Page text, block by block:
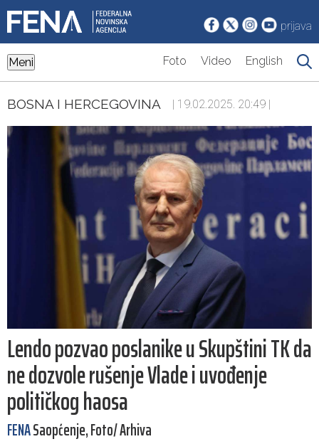
prijava
Meni Foto Video English
BOSNA I HERCEGOVINA | 19.02.2025. 20:49 |
Lendo pozvao poslanike u Skupštini TK da
ne dozvole rušenje Vlade i uvođenje
političkog haosa
FENASaopćenje, Foto/ Arhiva